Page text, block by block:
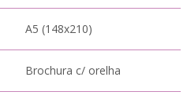
A5 (148x210)
Brochura c/ orelha